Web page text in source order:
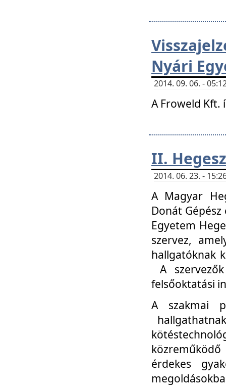
Nyári
2014. 09. 06. -
A Froweld
II.
2014. 06. 23. -
A Magyar
Donát
Egyetem
szervez,
hallgatóknak
A
felsőoktatási
A szakmai
érdekes